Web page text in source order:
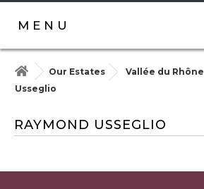
MENU
Our Estates Vallée du Rhône
Usseglio
RAYMOND USSEGLIO